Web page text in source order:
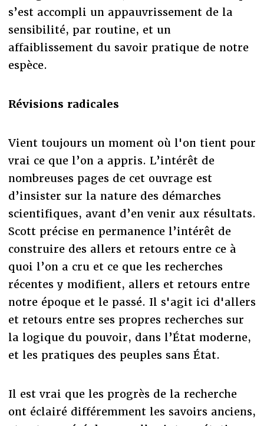
s’est accompli un appauvrissement de la
sensibilité, par routine, et un
affaiblissement du savoir pratique de notre
espèce.
Révisions radicales
Vient toujours un moment où l'on tient pour
vrai ce que l’on a appris. L’intérêt de
nombreuses pages de cet ouvrage est
d’insister sur la nature des démarches
scientifiques, avant d’en venir aux résultats.
Scott précise en permanence l’intérêt de
construire des allers et retours entre ce à
quoi l’on a cru et ce que les recherches
récentes y modifient, allers et retours entre
notre époque et le passé. Il s'agit ici d'allers
et retours entre ses propres recherches sur
la logique du pouvoir, dans l’État moderne,
et les pratiques des peuples sans État.
Il est vrai que les progrès de la recherche
ont éclairé différemment les savoirs anciens,